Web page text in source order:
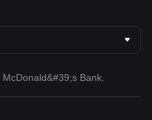
Bank.